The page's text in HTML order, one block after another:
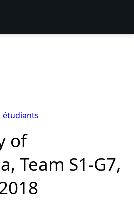
of
Team S1-G7,
étudiants